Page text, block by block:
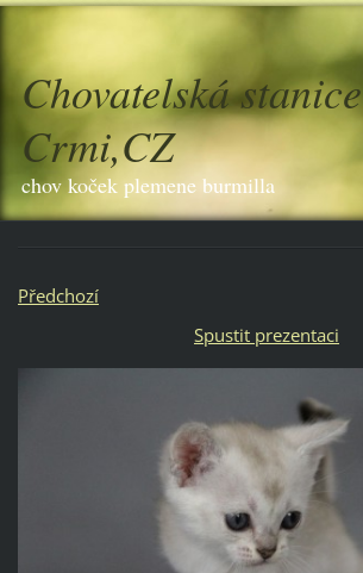
Chovatelská stanice
Crmi,CZ
chov koček plemene burmilla
Předchozí
Spustit prezentaci